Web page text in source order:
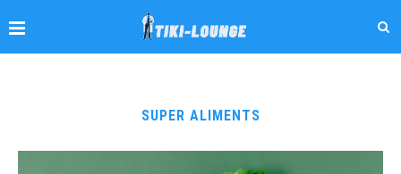
SUPER ALIMENTS